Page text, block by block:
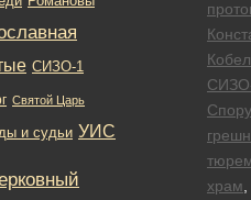
храм
СИЗО-1
Святой Царь
и судьи УИС